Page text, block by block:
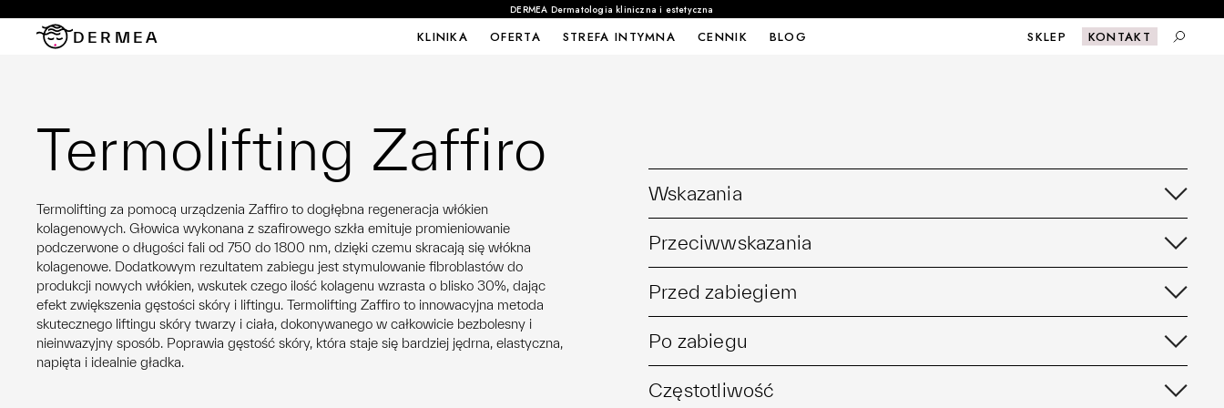
DERMEA Dermatologia kliniczna i estetyczna
DERMEA KLINIKA OFERTA STREFA INTYMNA CENNIK BLOG SKLEP KONTAKT
Termolifting Zaffiro
Termolifting za pomocą urządzenia Zaffiro to dogłębna regeneracja włókien
kolagenowych. Głowica wykonana z szafirowego szkła emituje promieniowanie
podczerwone o długości fali od 750 do 1800 nm, dzięki czemu skracają się włókna
kolagenowe. Dodatkowym rezultatem zabiegu jest stymulowanie fibroblastów do
produkcji nowych włókien, wskutek czego ilość kolagenu wzrasta o blisko 30%, dając
efekt zwiększenia gęstości skóry i liftingu. Termolifting Zaffiro to innowacyjna metoda
skutecznego liftingu skóry twarzy i ciała, dokonywanego w całkowicie bezbolesny i
nieinwazyjny sposób. Poprawia gęstość skóry, która staje się bardziej jędrna, elastyczna,
napięta i idealnie gładka.
Wskazania
Przeciwwskazania
Przed zabiegiem
Po zabiegu
Częstotliwość